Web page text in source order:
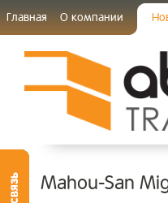
Главная О компании
Mahou-San